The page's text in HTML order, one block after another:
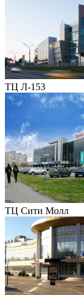
ТЦ Л-153
ТЦ Сити Молл